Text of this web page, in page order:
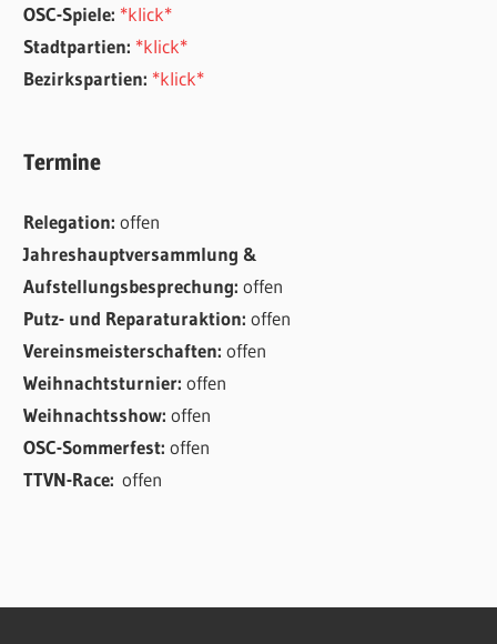
OSC-Spiele: *klick*
Stadtpartien: *klick*
Bezirkspartien: *klick*
Termine
Relegation:offen
Jahreshauptversammlung &
Aufstellungsbesprechung:offen
Putz- und Reparaturaktion:offen
Vereinsmeisterschaften:offen
Weihnachtsturnier:offen
Weihnachtsshow:offen
OSC-Sommerfest:offen
TTVN-Race:offen